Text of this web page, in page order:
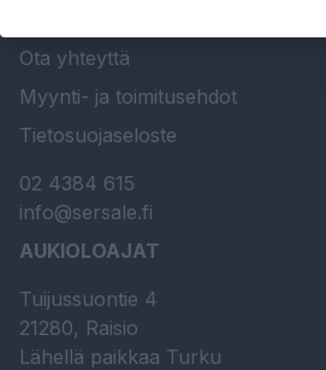
Ota yhteyttä
Myynti- ja toimitusehdot
Tietosuojaseloste
02 4384 615
info@sersale.fi
AUKIOLOAJAT
Tuijussuontie 4
21280, Raisio
Lähellä paikkaa Turku